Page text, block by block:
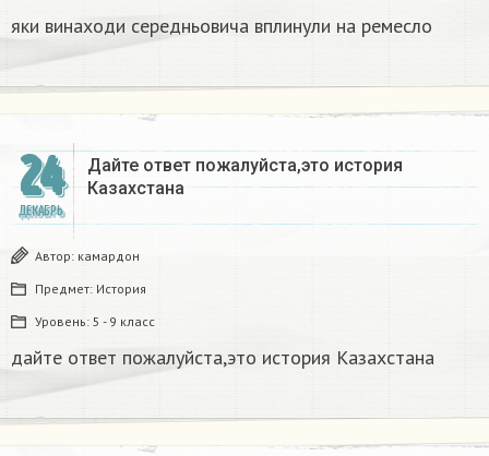
яки винаходи середньовича вплинули на ремесло
24
ДЕКАБРЬ
Дайте ответ пожалуйста,это история
Казахстана
Автор: камардон
Предмет: История
Уровень: 5 - 9 класс
дайте ответ пожалуйста,это история Казахстана